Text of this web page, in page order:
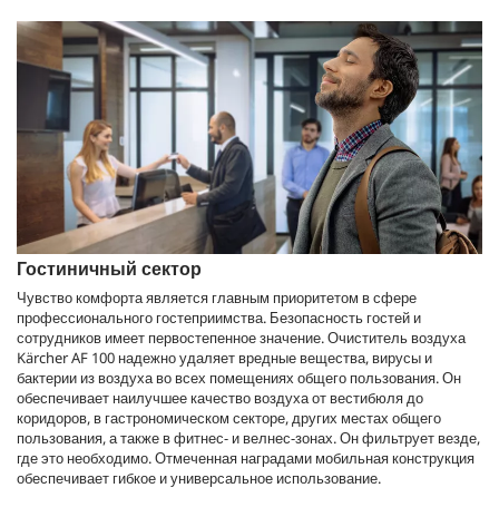
Гостиничный сектор
Чувство комфорта является главным приоритетом в сфере
профессионального гостеприимства. Безопасность гостей и
сотрудников имеет первостепенное значение. Очиститель воздуха
Kärcher AF 100 надежно удаляет вредные вещества, вирусы и
бактерии из воздуха во всех помещениях общего пользования. Он
обеспечивает наилучшее качество воздуха от вестибюля до
коридоров, в гастрономическом секторе, других местах общего
пользования, а также в фитнес- и велнес-зонах. Он фильтрует везде,
где это необходимо. Отмеченная наградами мобильная конструкция
обеспечивает гибкое и универсальное использование.